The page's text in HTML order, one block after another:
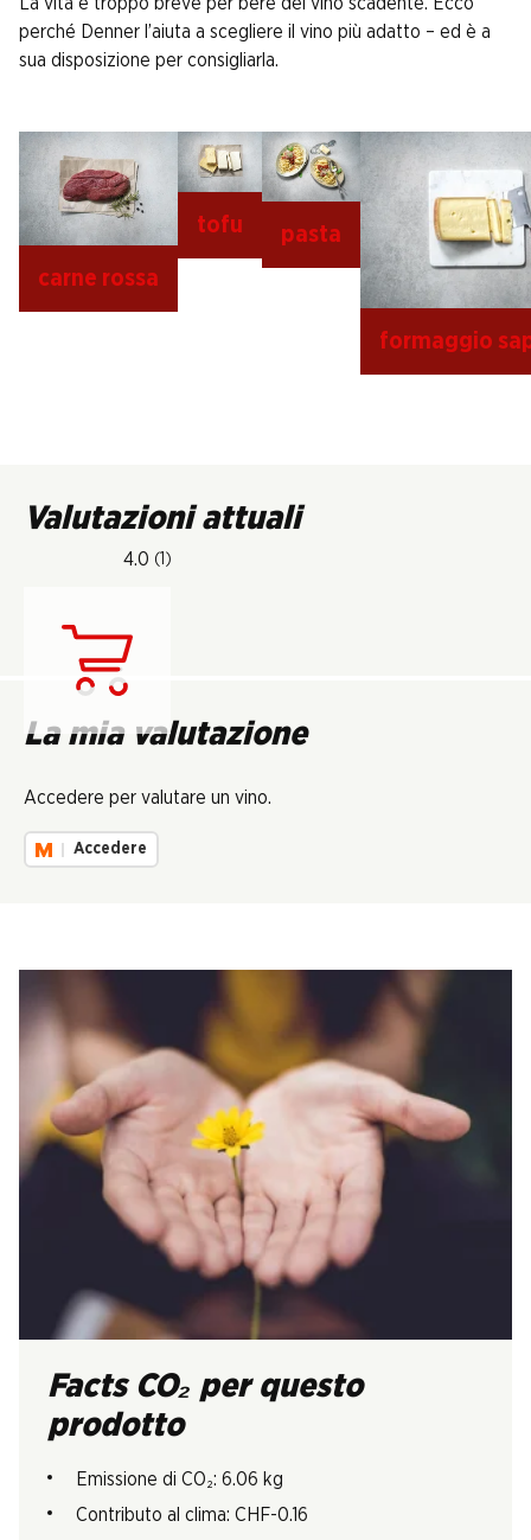
perché Denner l’aiuta a scegliere il vino più adatto – ed è a
sua disposizione per consigliarla.
carne rossa
tofu pasta
formaggio
Valutazioni attuali
4.0 (1)
La mia valutazione
Accedere per valutare un vino.
Accedere
Facts CO₂ per questo
prodotto
Emissione di CO₂: 6.06 kg
Contributo al clima: CHF-0.16